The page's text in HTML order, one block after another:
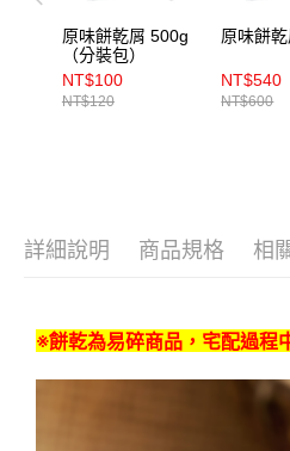
原味餅乾屑 500g
（分裝包）
NT$100
NT$120
原味餅
NT$540
NT$600
詳細說明 商品規格 相
※餅乾為易碎商品，宅配過程